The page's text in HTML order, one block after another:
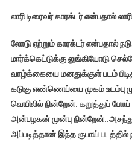
லாரி டிரைவர் காரக்டர் என்பதால்
லோடு ஏற்றும் காரக்டர் என்பதால் நடு
மார்க்கெட்டுக்கு லுங்கியோடு
வாழ்க்கையை மனதுக்குள் படம்
கடுகு எண்ணெய்யை முகம் உடம்பு
வெயிலில் நின்றேன். கறுத்துப் போய்
அன்பழகன் முன்பு
அப்படித்தான் இந்த ரூபாய் படத்தில்